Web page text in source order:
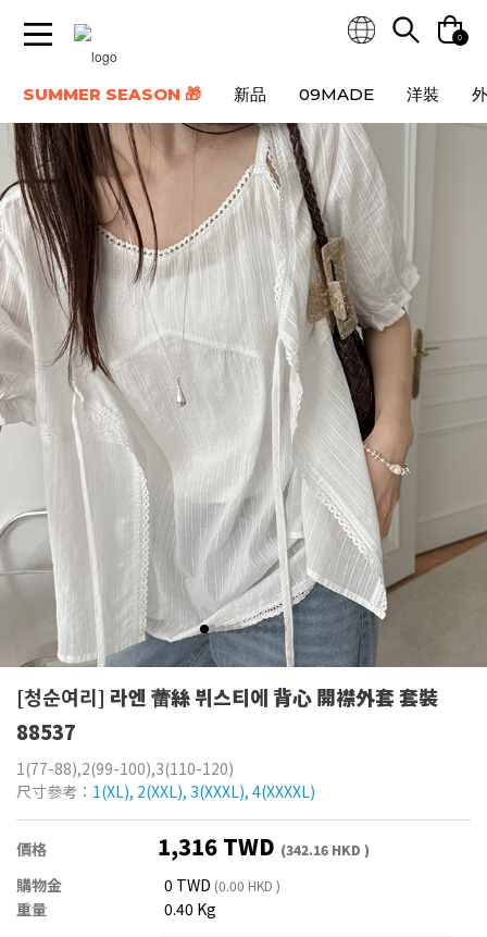
0
SUMMER SEASON 🎁 新品 09MADE 洋裝
[청순여리] 라엔 蕾絲 뷔스티에 背心 開襟外套 套裝
88537
1(77-88),2(99-100),3(110-120)
尺寸參考： 1(XL), 2(XXL), 3(XXXL), 4(XXXXL)
價格 1,316 TWD (342.16 HKD )
購物金 0 TWD (0.00 HKD )
重量
0.40 Kg